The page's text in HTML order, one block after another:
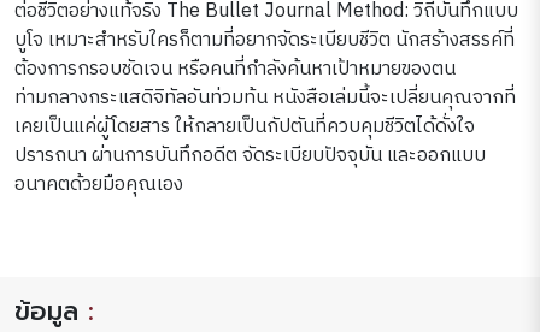
ต่อชีวิตอย่างแท้จริง The Bullet Journal Method: วิถีบันทึกแบบ
บูโจ เหมาะสำหรับใครก็ตามที่อยากจัดระเบียบชีวิต นักสร้างสรรค์ที่
ต้องการกรอบชัดเจน หรือคนที่กำลังค้นหาเป้าหมายของตน
ท่ามกลางกระแสดิจิทัลอันท่วมท้น หนังสือเล่มนี้จะเปลี่ยนคุณจากที่
เคยเป็นแค่ผู้โดยสาร ให้กลายเป็นกัปตันที่ควบคุมชีวิตได้ดั่งใจ
ปรารถนา ผ่านการบันทึกอดีต จัดระเบียบปัจจุบัน และออกแบบ
อนาคตด้วยมือคุณเอง
ข้อมูล :